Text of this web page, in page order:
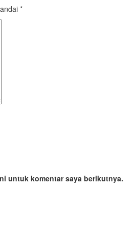
*
untuk komentar saya berikutnya.